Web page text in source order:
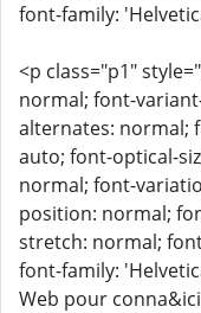
font-family:
<p class="p1"
normal; font-
alternates: normal;
auto; font-optical-
normal; font-
position: normal;
stretch: normal;
font-family:
Web pour